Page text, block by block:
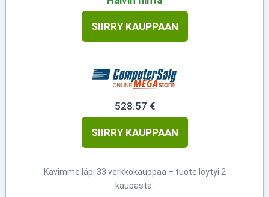
SIIRRY KAUPPAAN
528.57 €
SIIRRY KAUPPAAN
Kävimme läpi 33 verkkokauppaa – tuote löytyi 2
kaupasta.